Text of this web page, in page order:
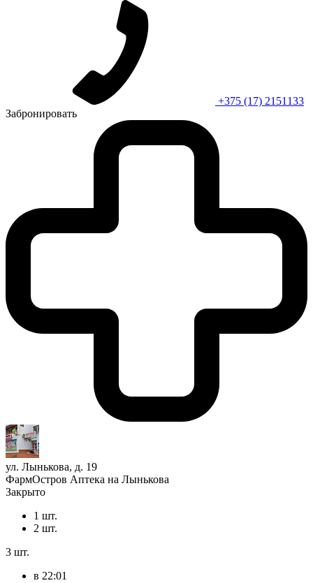
+375 (17) 2151133
Забронировать
ул. Лынькова, д. 19
ФармОстров Аптека на Лынькова
Закрыто
1 шт.
2 шт.
3 шт.
в 22:01